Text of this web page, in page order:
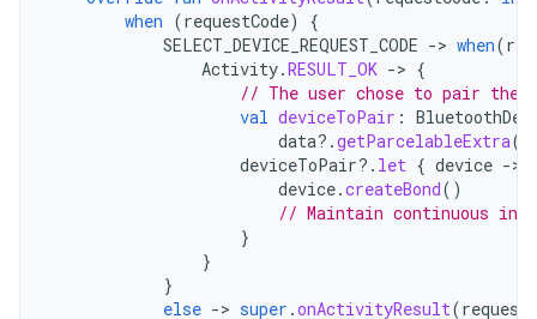
when (requestCode)
{
SELECT_DEVICE_REQUEST_CODE -> when(
Activity.RESULT_OK -> {
// The user chose to pair the
val deviceToPair :
data?.getParcelableExtra(
deviceToPair?. let { device -
device.createBond()
// Maintain continuous
}
}
}
else -> super .onActivityResult(